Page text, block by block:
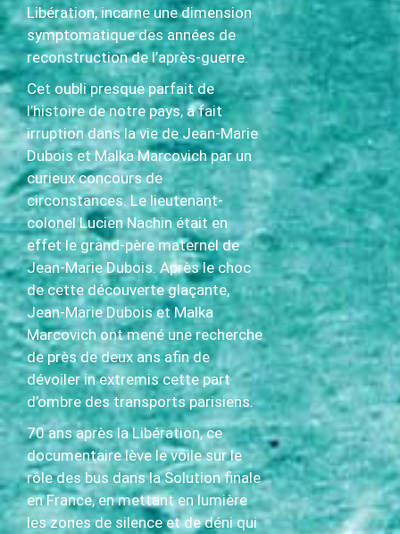
Libération, incarne une dimension
symptomatique des années de
reconstruction de l’après-guerre.
Cet oubli presque parfait de
l’histoire de notre pays, a fait
irruption dans la vie de Jean-Marie
Dubois et Malka Marcovich par un
curieux concours de
circonstances. Le lieutenant-
colonel Lucien Nachin était en
effet le grand-père maternel de
Jean-Marie Dubois. Après le choc
de cette découverte glaçante,
Jean-Marie Dubois et Malka
Marcovich ont mené une recherche
de près de deux ans afin de
dévoiler in extremis cette part
d’ombre des transports parisiens.
70 ans après la Libération, ce
documentaire lève le voile sur le
rôle des bus dans la Solution finale
en France, en mettant en lumière
les zones de silence et de déni qui